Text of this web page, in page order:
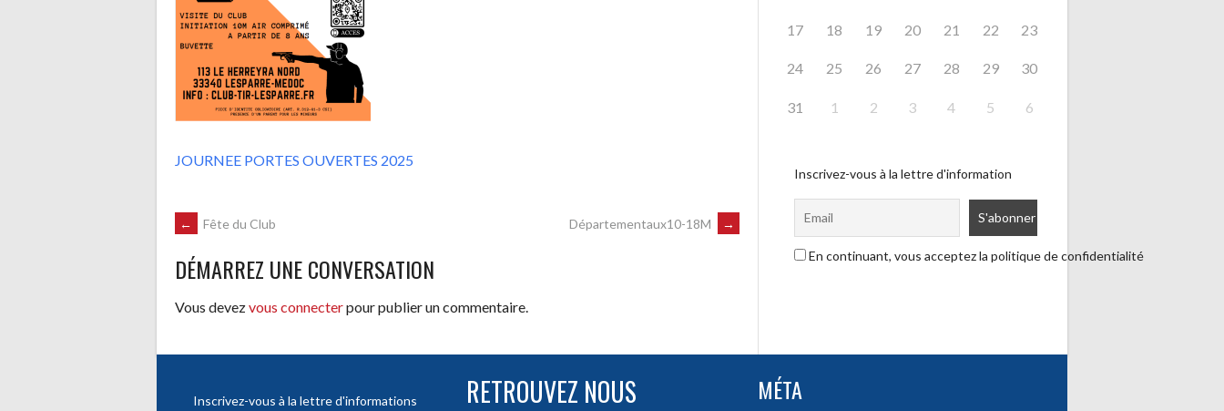
JOURNEE PORTES OUVERTES 2025
NAVIGATION
DES
← Fête du Club Départementaux10-18M →
DÉMARREZ UNE CONVERSATION
Vous devezvous connecterpour publier un commentaire.
17 18 19 20 21 22 23
24 25 26 27 28 29 30
31 1 2 3 4 5 6
Inscrivez-vous à la lettre d'information
En continuant, vous acceptez la politique de confidentialité
Inscrivez-vous à la lettre d'informations RETROUVEZ NOUS MÉTA